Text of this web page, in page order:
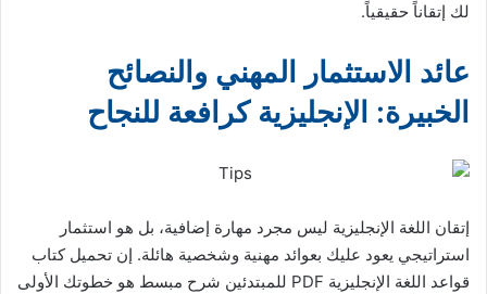
لك إتقاناً حقيقياً.
عائد الاستثمار المهني والنصائح
الخبيرة: الإنجليزية كرافعة للنجاح
إتقان اللغة الإنجليزية ليس مجرد مهارة إضافية، بل هو استثمار
استراتيجي يعود عليك بعوائد مهنية وشخصية هائلة. إن تحميل كتاب
قواعد اللغة الإنجليزية PDF للمبتدئين شرح مبسط هو خطوتك الأولى